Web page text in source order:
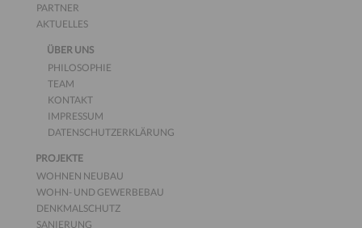
PARTNER
AKTUELLES
ÜBER UNS
PHILOSOPHIE
TEAM
KONTAKT
IMPRESSUM
DATENSCHUTZERKLÄRUNG
PROJEKTE
WOHNEN NEUBAU
WOHN- UND GEWERBEBAU
DENKMALSCHUTZ
SANIERUNG